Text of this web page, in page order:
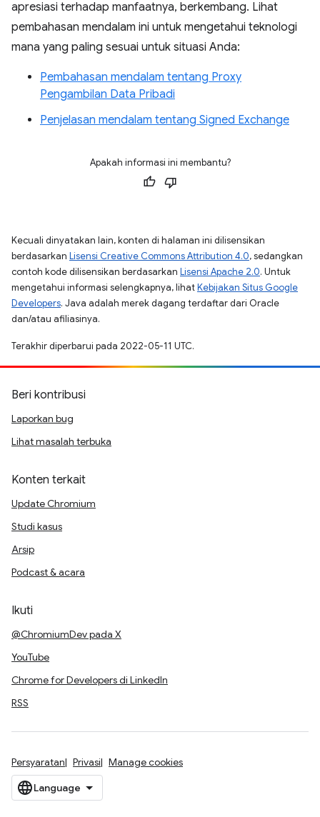
apresiasi terhadap manfaatnya, berkembang. Lihat
pembahasan mendalam ini untuk mengetahui teknologi
mana yang paling sesuai untuk situasi Anda:
Pembahasan mendalam tentang Proxy
Pengambilan Data Pribadi
Penjelasan mendalam tentang Signed Exchange
Apakah informasi ini membantu?
Kecuali dinyatakan lain, konten di halaman ini dilisensikan
berdasarkan Lisensi Creative Commons Attribution 4.0, sedangkan
contoh kode dilisensikan berdasarkan Lisensi Apache 2.0. Untuk
mengetahui informasi selengkapnya, lihatKebijakan Situs Google
Developers. Java adalah merek dagang terdaftar dari Oracle
dan/atau afiliasinya.
Terakhir diperbarui pada 2022-05-11 UTC.
Beri kontribusi
Laporkan bug
Lihat masalah terbuka
Konten terkait
Update Chromium
Studi kasus
Arsip
Podcast & acara
Ikuti
@ChromiumDev pada X
YouTube
Chrome for Developers di LinkedIn
RSS
Persyaratan Privasi Manage cookies